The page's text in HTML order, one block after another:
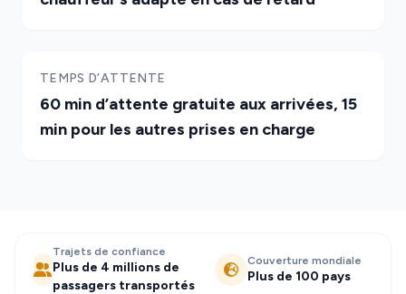
TEMPS D’ATTENTE
60 min d’attente gratuite aux arrivées, 15
min pour les autres prises en charge
Trajets de confiance
Plus de 4 millions de
passagers transportés
Couverture mondiale
Plus de 100 pays